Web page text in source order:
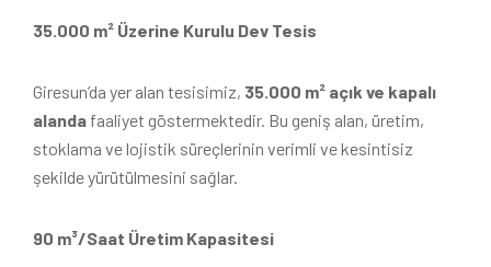
35.000 m² Üzerine Kurulu Dev Tesis
Giresun’da yer alan tesisimiz, 35.000 m² açık ve kapalı
alanda faaliyet göstermektedir. Bu geniş alan, üretim,
stoklama ve lojistik süreçlerinin verimli ve kesintisiz
şekilde yürütülmesini sağlar.
90 m³/Saat Üretim Kapasitesi